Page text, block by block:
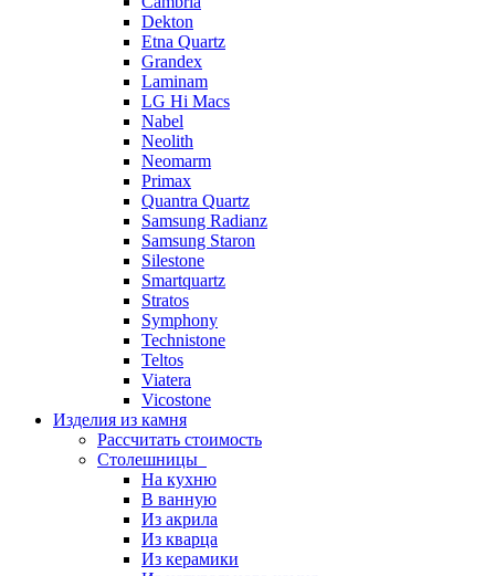
Dekton
Etna Quartz
Grandex
Laminam
LG Hi Macs
Nabel
Neolith
Neomarm
Primax
Quantra Quartz
Samsung Radianz
Samsung Staron
Silestone
Smartquartz
Stratos
Symphony
Technistone
Teltos
Viatera
Vicostone
Изделия из камня
Рассчитать стоимость
Столешницы
На кухню
В ванную
Из акрила
Из кварца
Из керамики